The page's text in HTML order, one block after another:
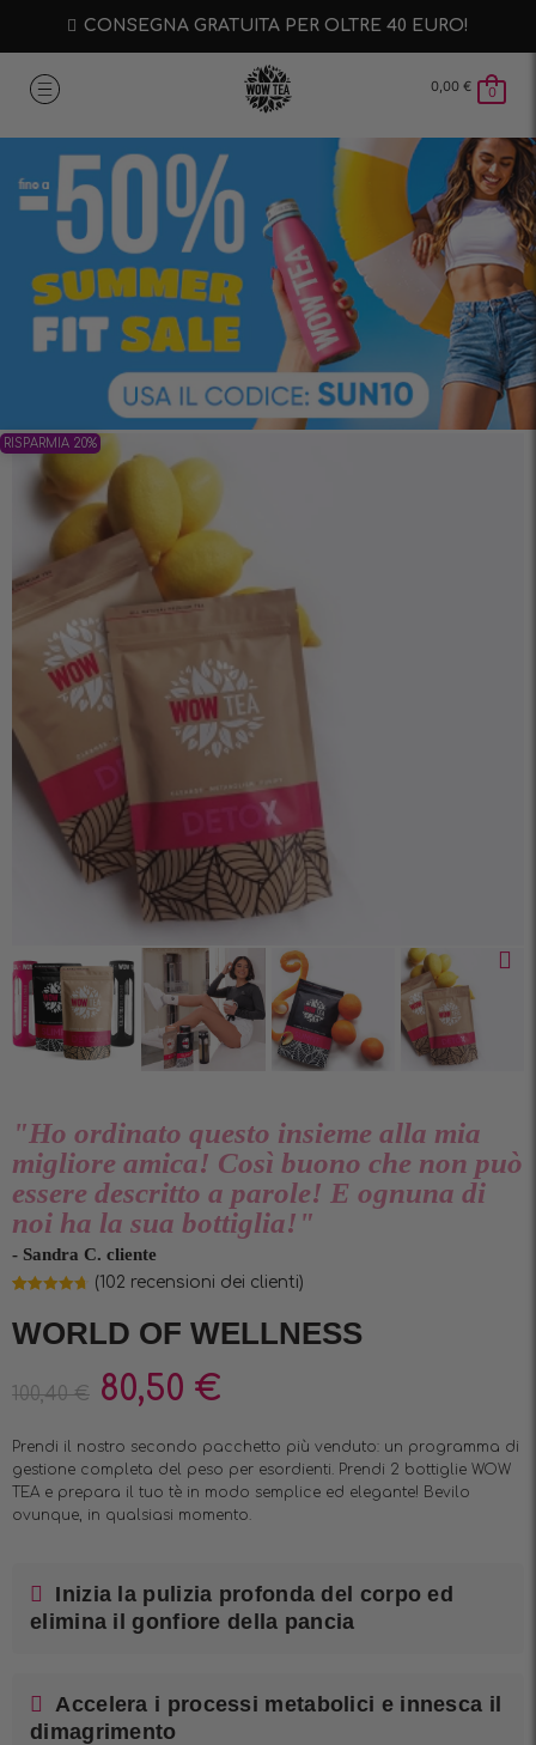
CONSEGNA GRATUITA PER OLTRE 40 EURO!
0,00 € 0
RISPARMIA 20%
"Ho ordinato questo insieme alla mia
migliore amica! Così buono che non può
essere descritto a parole! E ognuna di
noi ha la sua bottiglia!"
- Sandra C. cliente
su base
di
(102 recensioni dei clienti)
WORLD OF WELLNESS
100,40€ 80,50 €
Prendi il nostro secondo pacchetto più venduto: un programma di
gestione completa del peso per esordienti. Prendi 2 bottiglie WOW
TEA e prepara il tuo tè in modo semplice ed elegante! Bevilo
ovunque, in qualsiasi momento.
Inizia la pulizia profonda del corpo ed
elimina il gonfiore della pancia
Accelera i processi metabolici e innesca il
dimagrimento